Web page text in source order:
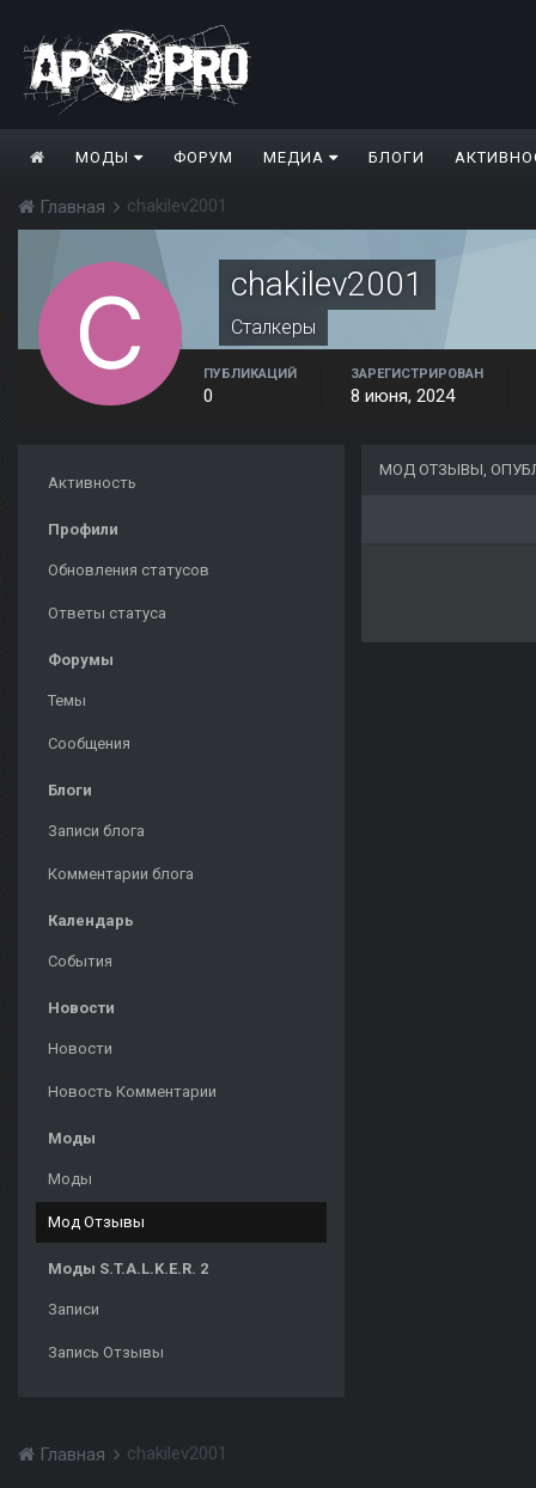
МОДЫ ФОРУМ МЕДИА БЛОГИ
Главная chakilev2001
chakilev2001
Сталкеры
ПУБЛИКАЦИЙ
0
ЗАРЕГИСТРИРОВАН
8 июня, 2024
Активность
Профили
Обновления статусов
Ответы статуса
Форумы
Темы
Сообщения
Блоги
Записи блога
Комментарии блога
Календарь
События
Новости
Новости
Новость Комментарии
Моды
Моды
Мод Отзывы
Моды S.T.A.L.K.E.R. 2
Записи
Запись Отзывы
МОД ОТЗЫВЫ,
Главная chakilev2001